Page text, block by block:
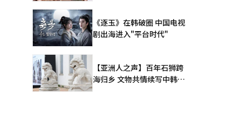
《逐玉》在韩破圈 中国电视
剧出海进入"平台时代"
【亚洲人之声】百年石狮跨
海归乡 文物共情续写中韩人